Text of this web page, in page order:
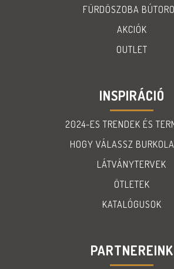
FÜRDÖSZOBA
AKCIÓK
OUTLET
INSPIRÁCIÓ
2024-ES TRENDEK ÉS
HOGY VÁLASSZ
LÁTVÁNYTERVEK
ÖTLETEK
KATALÓGUSOK
PARTNEREINK